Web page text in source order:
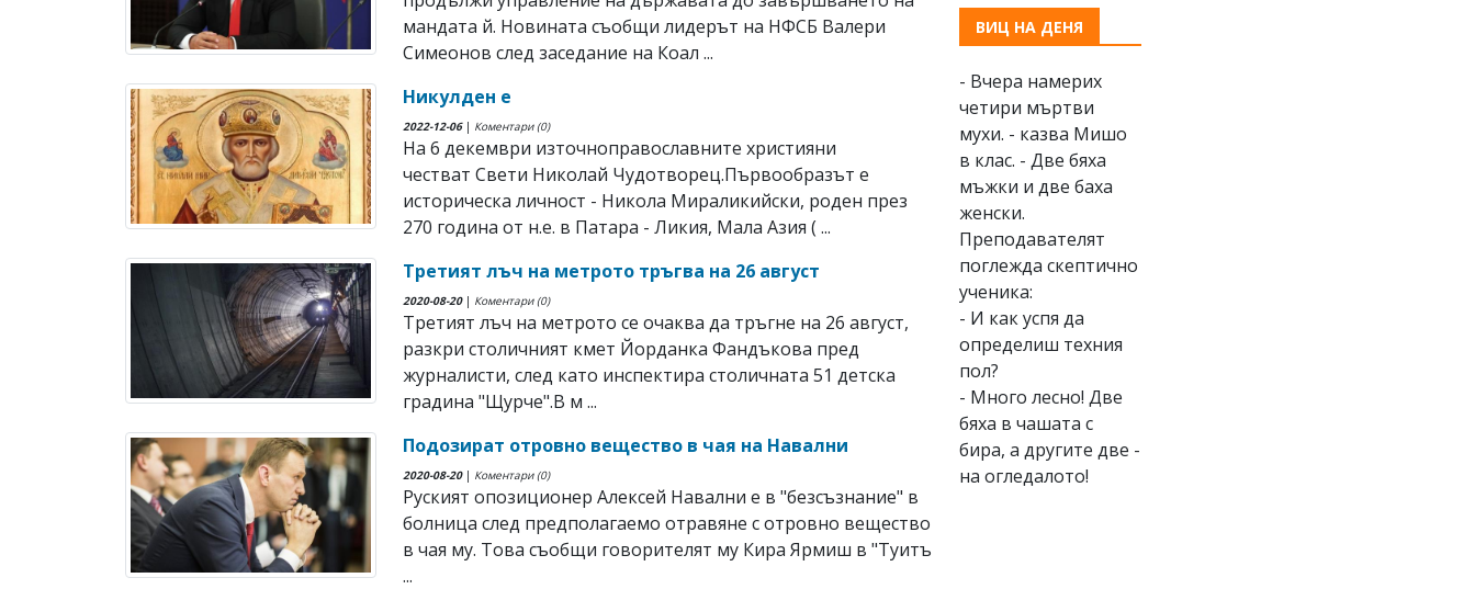
мандата й. Новината съобщи лидерът на НФСБ Валери
Симеонов след заседание на Коал ...
Никулден е
2022-12-06| Коментари (0)
На 6 декември източноправославните християни
честват Свeти Николай Чудотворец.Първообразът е
историческа личност - Никола Мираликийски, роден през
270 година от н.е. в Патара - Ликия, Мала Азия ( ...
Третият лъч на метрото тръгва на 26 август
2020-08-20| Коментари (0)
Третият лъч на метрото се очаква да тръгне на 26 август,
разкри столичният кмет Йорданка Фандъкова пред
журналисти, след като инспектира столичната 51 детска
градина "Щурче".В м ...
Подозират отровно вещество в чая на Навални
2020-08-20| Коментари (0)
Руският опозиционер Алексей Навални е в "безсъзнание" в
болница след предполагаемо отравяне с отровно вещество
в чая му. Това съобщи говорителят му Кира Ярмиш в "Туитъ
...
ВИЦ НА ДЕНЯ
- Вчера намерих
четири мъртви
мухи. - казва Мишо
в клас. - Две бяха
мъжки и две баха
женски.
Преподавателят
поглежда скептично
ученика:
- И как успя да
определиш техния
пол?
- Много лесно! Две
бяха в чашата с
бира, а другите две -
на огледалото!